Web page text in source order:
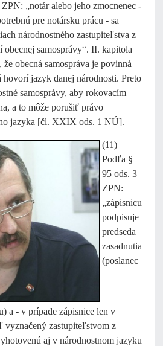
„notár alebo jeho zmocnenec -
pre notársku prácu - sa
národnostného zastupiteľstva z
obecnej samosprávy“. II. kapitola
obecná samospráva je povinná
jazyk danej národnosti. Preto
samosprávy, aby rokovacím
a to môže porušiť právo
jazyka [čl. XXIX ods. 1 NÚ].
(11)
Podľa §
95 ods. 3
ZPN:
„zápisnicu
podpisuje
predseda
zasadnutia
(poslanec
a - v prípade zápisnice len v
vyznačený zastupiteľstvom z
aj v národnostnom jazyku